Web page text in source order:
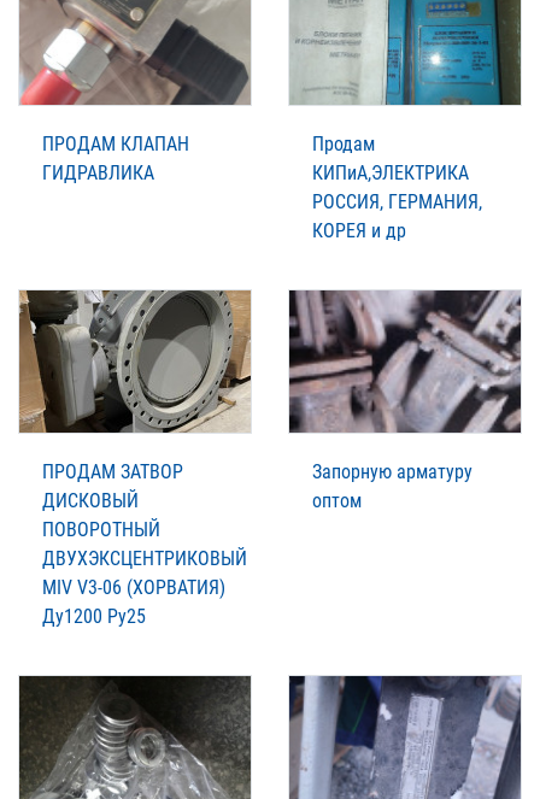
ПРОДАМ КЛАПАН
ГИДРАВЛИКА
Продам
КИПиА,ЭЛЕКТРИКА
РОССИЯ, ГЕРМАНИЯ,
КОРЕЯ и др
ПРОДАМ ЗАТВОР
ДИСКОВЫЙ
ПОВОРОТНЫЙ
ДВУХЭКСЦЕНТРИКОВЫЙ
MIV V3-06 (ХОРВАТИЯ)
Ду1200 Ру25
Запорную арматуру
оптом